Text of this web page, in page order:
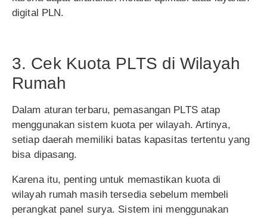
digital PLN.
3. Cek Kuota PLTS di Wilayah
Rumah
Dalam aturan terbaru, pemasangan PLTS atap
menggunakan sistem kuota per wilayah. Artinya,
setiap daerah memiliki batas kapasitas tertentu yang
bisa dipasang.
Karena itu, penting untuk memastikan kuota di
wilayah rumah masih tersedia sebelum membeli
perangkat panel surya. Sistem ini menggunakan